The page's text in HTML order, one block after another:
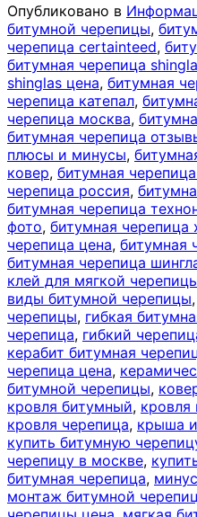
Опубликовано в
битумной черепицы,
черепица certainteed,
битумная черепица
shinglas цена, битумная
черепица катепал,
черепица москва,
битумная черепица
плюсы и минусы,
ковер, битумная
черепица россия,
битумная черепица
фото, битумная черепица
черепица цена, битумная
битумная черепица
клей для мягкой
виды битумной черепицы,
черепицы, гибкая
черепица, гибкий
керабит битумная
черепица цена,
битумной черепицы,
кровля битумный, кровля
кровля черепица, крыша
купить битумную
черепицу в москве,
битумная черепица,
монтаж битумной